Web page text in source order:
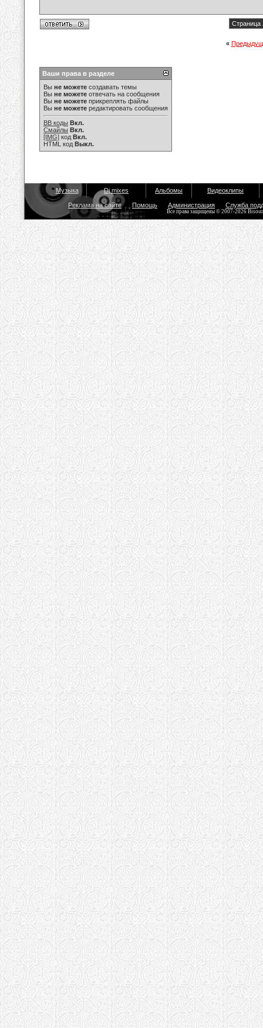
Страница
«
Ваши права в разделе
Вы не можете создавать темы
Вы не можете отвечать на сообщения
Вы не можете прикреплять файлы
Вы не можете редактировать сообщения
BB коды Вкл.
Смайлы Вкл.
[IMG] код Вкл.
HTML код Выкл.
Музыка Dj mixes Альбомы Видеоклипы
Реклама на сайте Помощь Администрация Служба
Все права защищены © 2007-2026